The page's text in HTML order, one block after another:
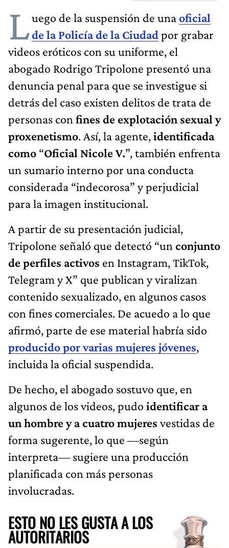
Luego de la suspensión de unaoficial
de la Policía de la Ciudadpor grabar
videos eróticos con su uniforme, el
abogado Rodrigo Tripolone presentó una
denuncia penal para que se investigue si
detrás del caso existen delitos de trata de
personas con fines de explotación sexual y
proxenetismo. Así, la agente,identificada
como “Oficial Nicole V.”, también enfrenta
un sumario interno por una conducta
considerada “indecorosa” y perjudicial
para la imagen institucional.
A partir de su presentación judicial,
Tripolone señaló que detectó “un conjunto
de perfiles activos en Instagram, TikTok,
Telegram y X” que publican y viralizan
contenido sexualizado, en algunos casos
con fines comerciales. De acuedo a lo que
afirmó, parte de ese material habría sido
producido por varias mujeres jóvenes,
incluida la oficial suspendida.
De hecho, el abogado sostuvo que, en
algunos de los videos, pudo identificar a
un hombre y a cuatro mujeres vestidas de
forma sugerente, lo que —según
interpreta— sugiere una producción
planificada con más personas
involucradas.
ESTO NO LES GUSTA A LOS
AUTORITARIOS